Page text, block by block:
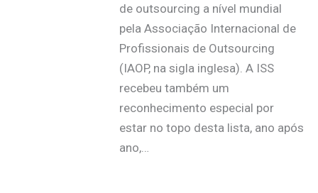
de outsourcing a nível mundial
pela Associação Internacional de
Profissionais de Outsourcing
(IAOP, na sigla inglesa). A ISS
recebeu também um
reconhecimento especial por
estar no topo desta lista, ano após
ano,…